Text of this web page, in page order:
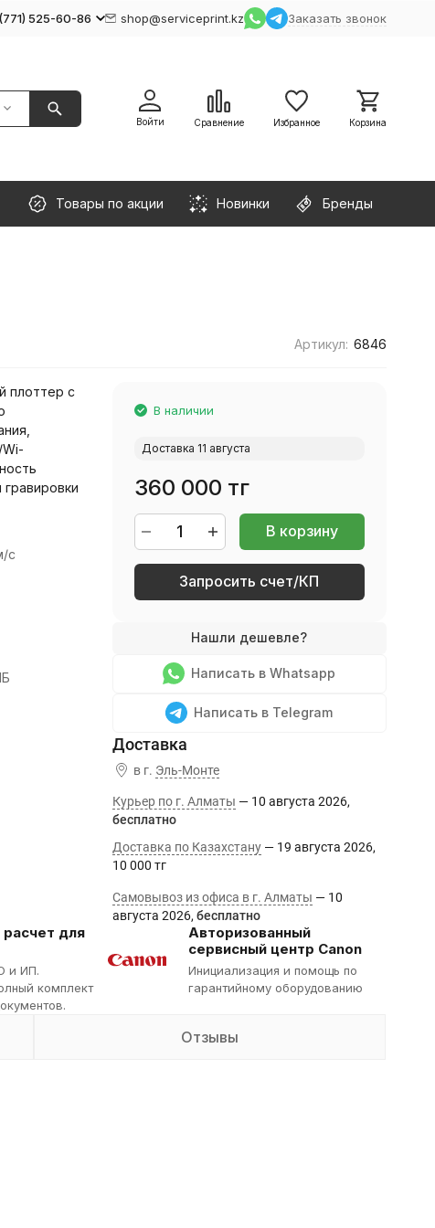
525-60-86 shop@serviceprint.kz Заказать звонок
Войти Сравнение Избранное Корзина
Товары по акции Новинки Бренды
Артикул: 6846
плоттер с
с
В наличии
Доставка 11 августа
360 000 тг
В корзину
Запросить счет/КП
Написать в Whatsapp
Написать в Telegram
в г. Эль-Монте
Курьер по г. Алматы
10 августа 2026
Бесплатно
Доставка по Казахстану
19 августа 2026
10 000 тг
Самовывоз из офиса в г. Алматы
10
августа 2026
Бесплатно
для
и ИП.
комплект
Авторизованный
сервисный центр Canon
Инициализация и помощь по
гарантийному оборудованию
Отзывы